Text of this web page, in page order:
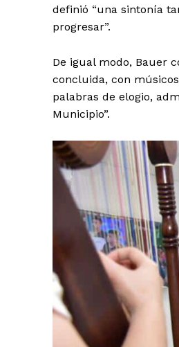
definió “una sintonía
progresar”.
De igual modo, Bauer
concluida, con
palabras de elogio,
Municipio”.